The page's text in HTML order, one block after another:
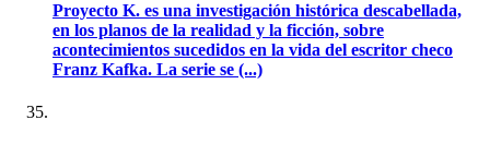
Proyecto K. es una investigación histórica descabellada,
en los planos de la realidad y la ficción, sobre
acontecimientos sucedidos en la vida del escritor checo
Franz Kafka. La serie se (...)